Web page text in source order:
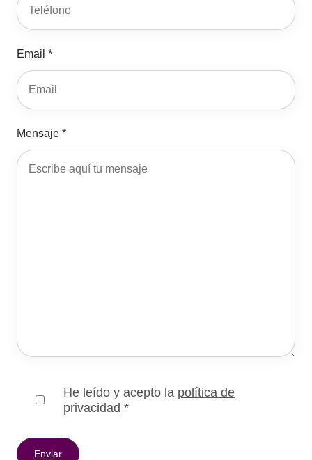
Email *
Mensaje *
He leído y acepto la política de
privacidad *